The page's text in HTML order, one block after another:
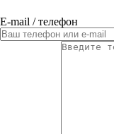
E-mail / телефон